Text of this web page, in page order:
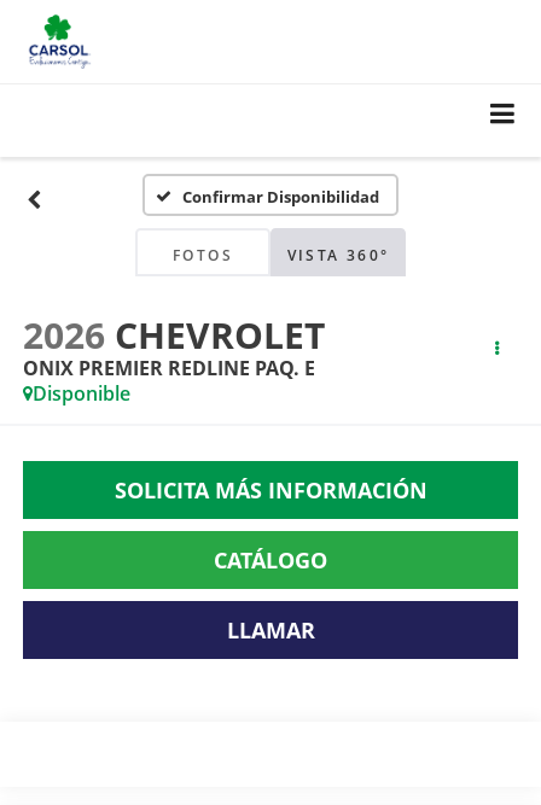
Confirmar Disponibilidad
FOTOS VISTA 360°
2026 CHEVROLET
ONIX PREMIER REDLINE PAQ. E
Disponible
SOLICITA MÁS INFORMACIÓN
CATÁLOGO
LLAMAR